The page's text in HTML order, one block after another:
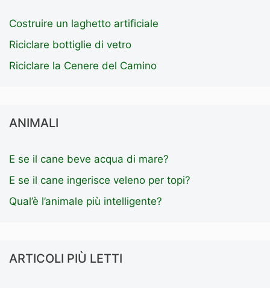
Costruire un laghetto artificiale
Riciclare bottiglie di vetro
Riciclare la Cenere del Camino
ANIMALI
E se il cane beve acqua di mare?
E se il cane ingerisce veleno per topi?
Qual’è l’animale più intelligente?
ARTICOLI PIÙ LETTI